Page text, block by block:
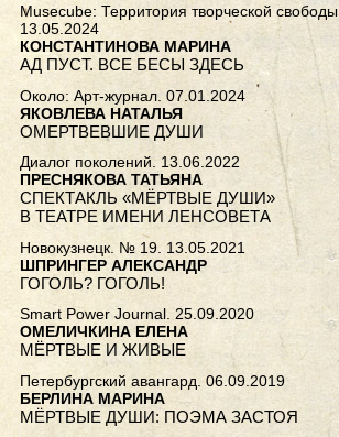
Musecube: Территория творческой свободы.
13.05.2024
КОНСТАНТИНОВА МАРИНА
АД ПУСТ. ВСЕ БЕСЫ ЗДЕСЬ
Около: Арт-журнал. 07.01.2024
ЯКОВЛЕВА НАТАЛЬЯ
ОМЕРТВЕВШИЕ ДУШИ
Диалог поколений. 13.06.2022
ПРЕСНЯКОВА ТАТЬЯНА
СПЕКТАКЛЬ «МЁРТВЫЕ ДУШИ»
В ТЕАТРЕ ИМЕНИ ЛЕНСОВЕТА
Новокузнецк. № 19. 13.05.2021
ШПРИНГЕР АЛЕКСАНДР
ГОГОЛЬ? ГОГОЛЬ!
Smart Power Journal. 25.09.2020
ОМЕЛИЧКИНА ЕЛЕНА
МЁРТВЫЕ И ЖИВЫЕ
Петербургский авангард. 06.09.2019
БЕРЛИНА МАРИНА
МЁРТВЫЕ ДУШИ: ПОЭМА ЗАСТОЯ